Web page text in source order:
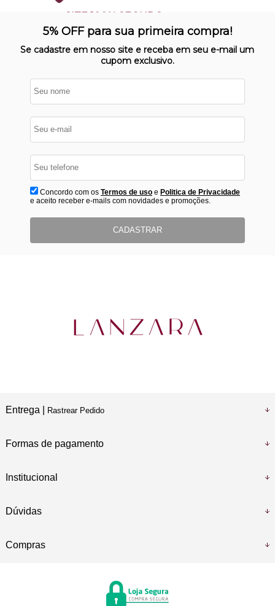
SITE 100% SEGURO
Nosso site opera em ambiente
protegido
5% OFF para sua primeira compra!
Se cadastre em nosso site e receba em seu e-mail um
cupom exclusivo.
Concordo com os Termos de usoe Politica de Privacidade
e aceito receber e-mails com novidades e promoções.
CADASTRAR
Entrega | Rastrear Pedido
Formas de pagamento
Institucional
Dúvidas
Compras